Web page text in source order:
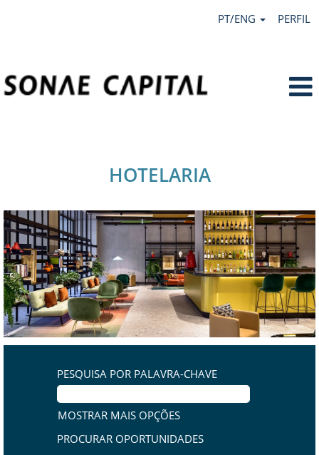
PT/ENG PERFIL
HOTELARIA
PESQUISA POR PALAVRA-CHAVE
MOSTRAR MAIS OPÇÕES